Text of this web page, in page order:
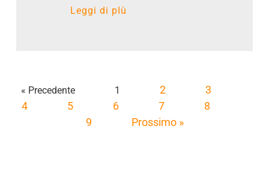
Leggi di pIù
« Precedente 1 2
3
4
5 6 7
8
9
Prossimo »